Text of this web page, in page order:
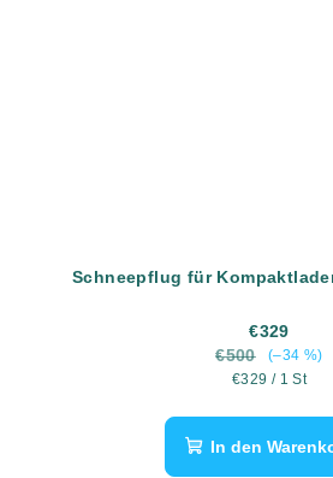
Schneepflug für
€329
€500
(–34 %)
Verkaufspreis:
€329 / 1 St
In den